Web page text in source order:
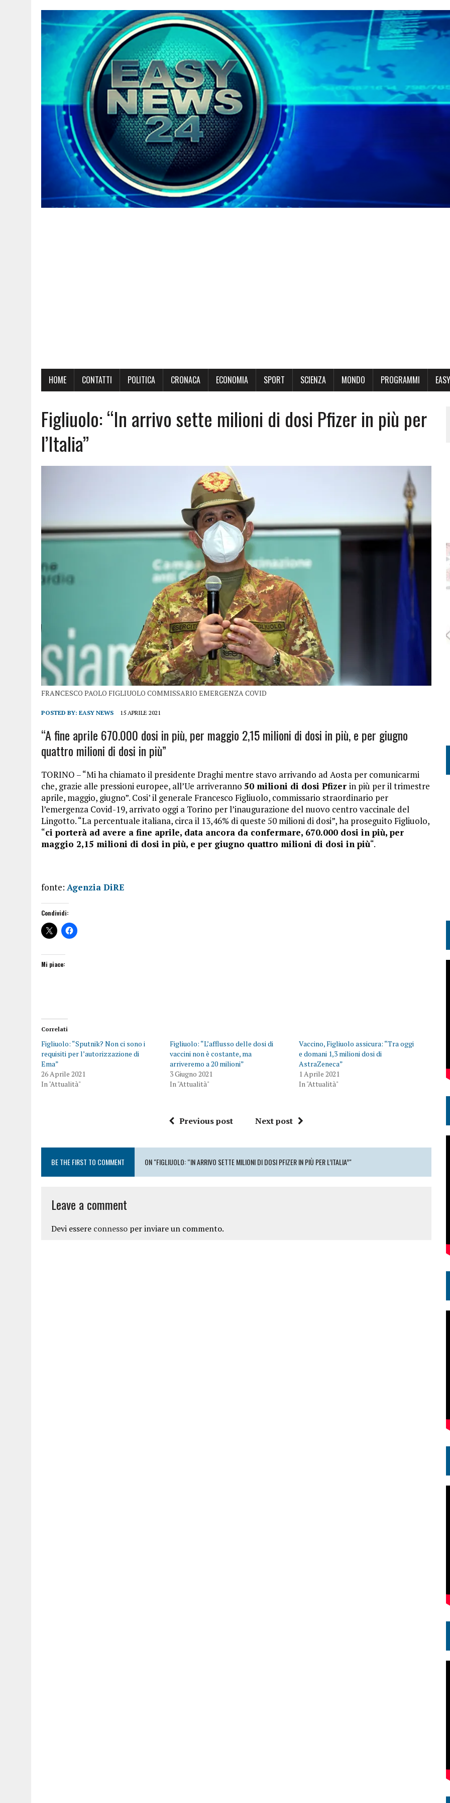
HOME CONTATTI POLITICA CRONACA ECONOMIA SPORT SCIENZA MONDO PROGRAMMI
Figliuolo: “In arrivo sette milioni di dosi Pfizer in più per
l’Italia”
FRANCESCO PAOLO FIGLIUOLO COMMISSARIO EMERGENZA COVID
POSTED BY: EASY NEWS 15 APRILE 2021
“A fine aprile 670.000 dosi in più, per maggio 2,15 milioni di dosi in più, e per giugno
quattro milioni di dosi in più”
TORINO – “Mi ha chiamato il presidente Draghi mentre stavo arrivando ad Aosta per comunicarmi
che, grazie alle pressioni europee, all’Ue arriveranno 50 milioni di dosi Pfizer in più per il trimestre
aprile, maggio, giugno”. Cosi’ il generale Francesco Figliuolo, commissario straordinario per
l’emergenza Covid-19, arrivato oggi a Torino per l’inaugurazione del nuovo centro vaccinale del
Lingotto. “La percentuale italiana, circa il 13,46% di queste 50 milioni di dosi”, ha proseguito Figliuolo,
“ci porterà ad avere a fine aprile, data ancora da confermare, 670.000 dosi in più, per
maggio 2,15 milioni di dosi in più, e per giugno quattro milioni di dosi in più“.
fonte: Agenzia DiRE
Condividi:
Mi piace:
Correlati
Figliuolo: “Sputnik? Non ci sono i
requisiti per l’autorizzazione di
Ema”
26 Aprile 2021
In "Attualità"
Figliuolo: “L’afflusso delle dosi di
vaccini non è costante, ma
arriveremo a 20 milioni”
3 Giugno 2021
In "Attualità"
Vaccino, Figliuolo assicura: “Tra oggi
e domani 1,3 milioni dosi di
AstraZeneca”
1 Aprile 2021
In "Attualità"
Previous post Next post
BE THE FIRST TO COMMENT ON "FIGLIUOLO: “IN ARRIVO SETTE MILIONI DI DOSI PFIZER IN PIÙ PER L’ITALIA”"
Leave a comment
Devi essere connesso per inviare un commento.